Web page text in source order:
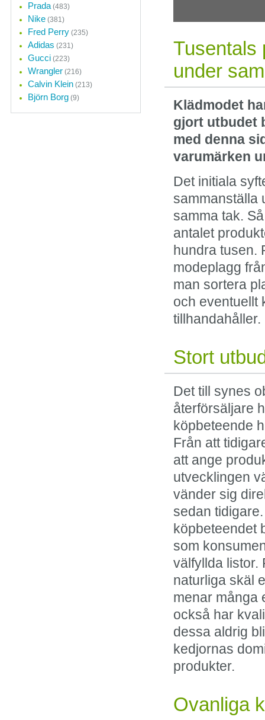
Tusentals
under
Klädmodet
gjort utbudet
med denna
varumärken
Det initiala
sammanställa
samma tak.
antalet
hundra tusen.
modeplagg
man sortera
och eventuellt
tillhandahåller.
Stort
Det till synes
återförsäljare
köpbeteende
Från att
att ange
utvecklingen
vänder sig
sedan
köpbeteendet
som
välfyllda listor.
naturliga skäl
menar många
också har
dessa aldrig
kedjornas
produkter.
Ovanliga
Prada (483)
Nike (381)
Fred Perry (235)
Adidas (231)
Gucci (223)
Wrangler (216)
Calvin Klein (213)
Björn Borg (9)